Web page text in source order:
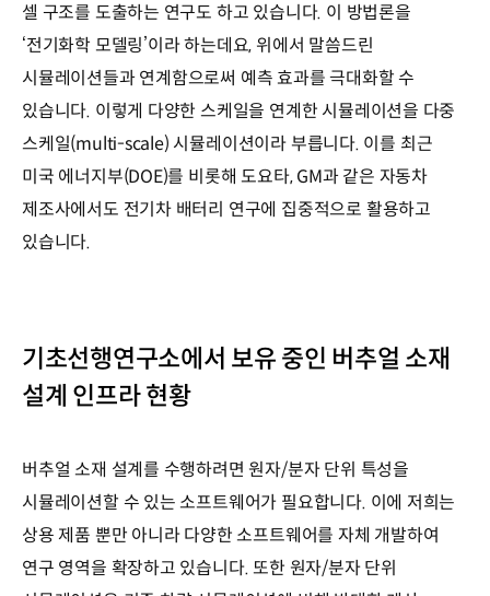
셀 구조를 도출하는 연구도 하고 있습니다. 이 방법론을
‘전기화학 모델링’이라 하는데요, 위에서 말씀드린
시뮬레이션들과 연계함으로써 예측 효과를 극대화할 수
있습니다. 이렇게 다양한 스케일을 연계한 시뮬레이션을 다중
스케일(multi-scale) 시뮬레이션이라 부릅니다. 이를 최근
미국 에너지부(DOE)를 비롯해 도요타, GM과 같은 자동차
제조사에서도 전기차 배터리 연구에 집중적으로 활용하고
있습니다.
기초선행연구소에서 보유 중인 버추얼 소재
설계 인프라 현황
버추얼 소재 설계를 수행하려면 원자/분자 단위 특성을
시뮬레이션할 수 있는 소프트웨어가 필요합니다. 이에 저희는
상용 제품 뿐만 아니라 다양한 소프트웨어를 자체 개발하여
연구 영역을 확장하고 있습니다. 또한 원자/분자 단위